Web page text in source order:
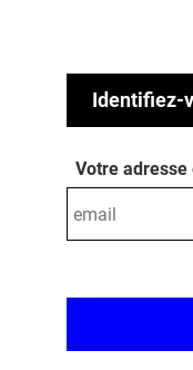
Identifiez-
Votre adresse